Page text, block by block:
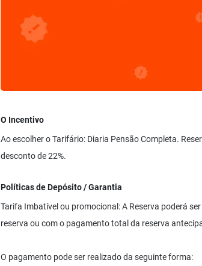
O Incentivo
Ao escolher o Tarifário: Diaria Pensão Completa.
desconto de 22%.
Políticas de Depósito / Garantia
Tarifa Imbatível ou promocional: A Reserva poderá
reserva ou com o pagamento total da reserva
O pagamento pode ser realizado da seguinte forma: